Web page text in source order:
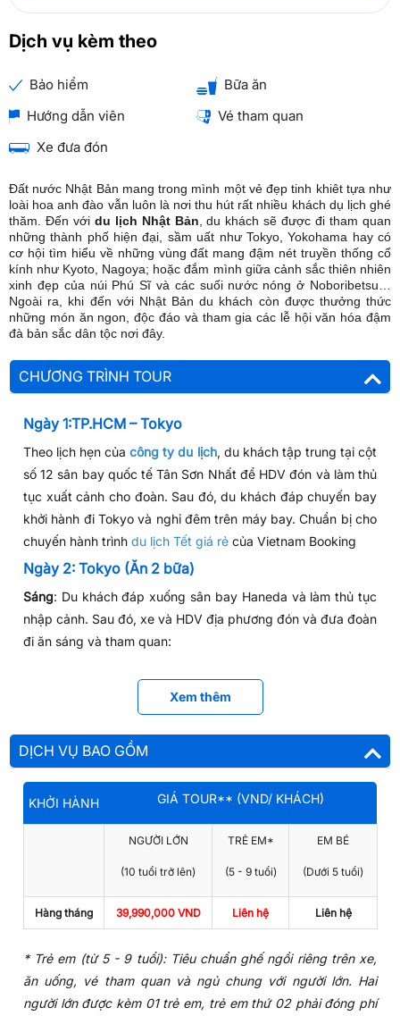
Dịch vụ kèm theo
Bảo hiểm
Bữa ăn
Hướng dẫn viên
Vé tham quan
Xe đưa đón
Đất nước Nhật Bản mang trong mình một vẻ đẹp tinh khiêt tựa như
loài hoa anh đào vẫn luôn là nơi thu hút rất nhiều khách dụ lịch ghé
thăm. Đến với du lịch Nhật Bản , du khách sẽ được đi tham quan
những thành phố hiện đại, sầm uất như Tokyo, Yokohama hay có
cơ hội tìm hiểu về những vùng đất mang đậm nét truyền thống cổ
kính như Kyoto, Nagoya; hoặc đắm mình giữa cảnh sắc thiên nhiên
xinh đẹp của núi Phú Sĩ và các suối nước nóng ở Noboribetsu…
Ngoài ra, khi đến với Nhật Bản du khách còn được thưởng thức
những món ăn ngon, độc đáo và tham gia các lễ hội văn hóa đậm
đà bản sắc dân tộc nơi đây.
CHƯƠNG TRÌNH TOUR
Ngày 1:TP.HCM – Tokyo
Theo lịch hẹn củacông ty du lịch, du khách tập trung tại cột
số 12 sân bay quốc tế Tân Sơn Nhất để HDV đón và làm thủ
tục xuất cảnh cho đoàn. Sau đó, du khách đáp chuyến bay
khởi hành đi Tokyo và nghỉ đêm trên máy bay. Chuẩn bị cho
chuyến hành trình du lịch Tết giá rẻ của Vietnam Booking
Ngày 2: Tokyo (Ăn 2 bữa)
Sáng: Du khách đáp xuống sân bay Haneda và làm thủ tục
nhập cảnh. Sau đó, xe và HDV địa phương đón và đưa đoàn
đi ăn sáng và tham quan:
nhiều trò chơi hấp dẫn, tựa như thế giới cổ tích đầy nhộn
Khu vui chơi giải trí Disneyland Tokyo - Ảnh minh họa
Xem thêm
DỊCH VỤ BAO GỒM
KHỞI HÀNH GIÁ TOUR** (VND/ KHÁCH)
NGƯỜI LỚN
(10 tuổi trở lên)
TRẺ EM*
(5 - 9 tuổi)
EM BÉ
(Dưới 5 tuổi)
Hàng tháng 39,990,000 VND Liên hệ Liên hệ
* Trẻ em (từ 5 - 9 tuổi): Tiêu chuẩn ghế ngồi riêng trên xe,
ăn uống, vé tham quan và ngủ chung với người lớn. Hai
người lớn được kèm 01 trẻ em, trẻ em thứ 02 phải đóng phí